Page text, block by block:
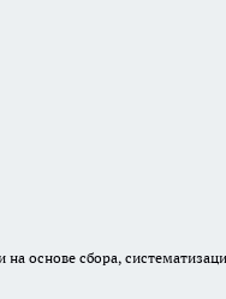
основе сбора,